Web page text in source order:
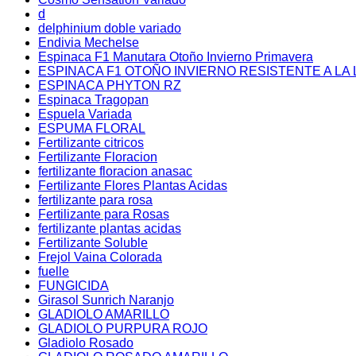
d
delphinium doble variado
Endivia Mechelse
Espinaca F1 Manutara Otoño Invierno Primavera
ESPINACA F1 OTOÑO INVIERNO RESISTENTE A LA
ESPINACA PHYTON RZ
Espinaca Tragopan
Espuela Variada
ESPUMA FLORAL
Fertilizante citricos
Fertilizante Floracion
fertilizante floracion anasac
Fertilizante Flores Plantas Acidas
fertilizante para rosa
Fertilizante para Rosas
fertilizante plantas acidas
Fertilizante Soluble
Frejol Vaina Colorada
fuelle
FUNGICIDA
Girasol Sunrich Naranjo
GLADIOLO AMARILLO
GLADIOLO PURPURA ROJO
Gladiolo Rosado